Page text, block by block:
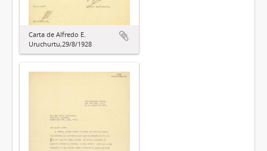
Carta de Alfredo E.
Uruchurtu,29/8/1928